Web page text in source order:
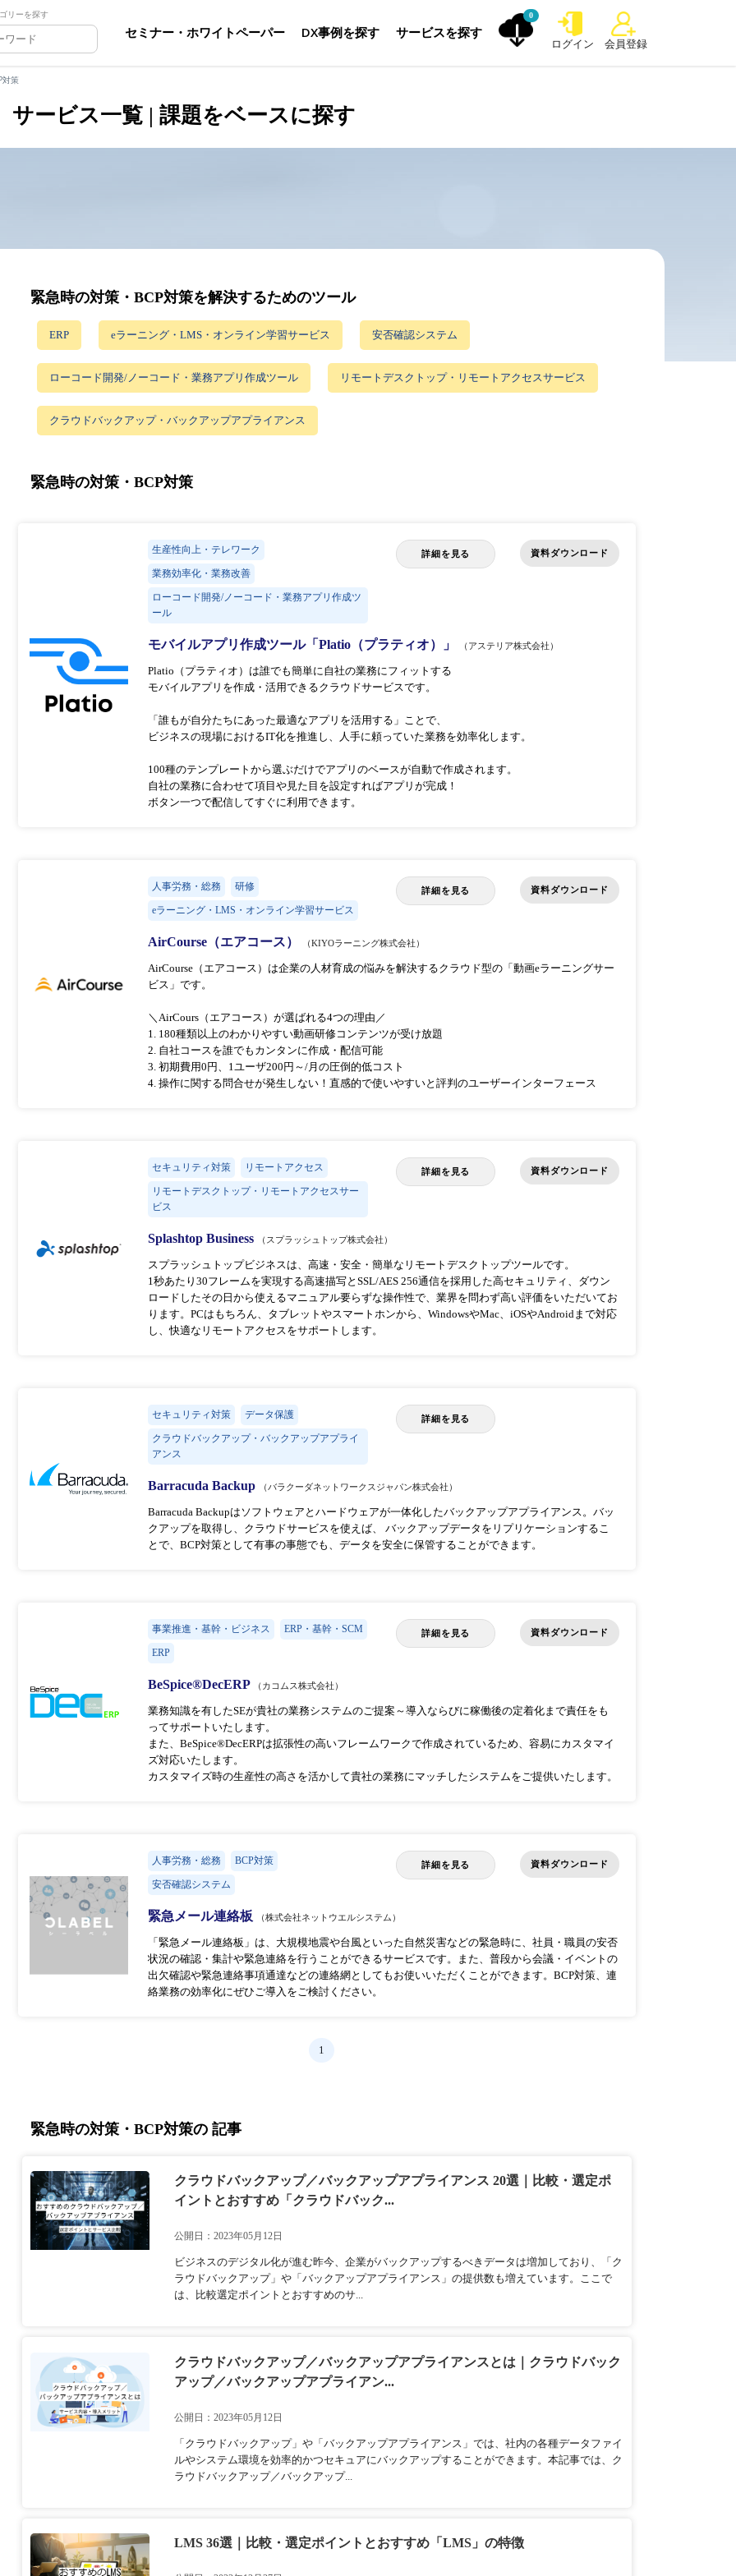
リーを探す
セミナー・ホワイトペーパー DX事例を探す サービスを探す
0
ログイン 会員登録
対策
サービス一覧 | 課題をベースに探す
緊急時の対策・BCP対策を解決するためのツール
ERP eラーニング・LMS・オンライン学習サービス 安否確認システム
ローコード開発/ノーコード・業務アプリ作成ツール リモートデスクトップ・リモートアクセスサービス
クラウドバックアップ・バックアップアプライアンス
緊急時の対策・BCP対策
生産性向上・テレワーク
業務効率化・業務改善
ローコード開発/ノーコード・業務アプリ作成ツ
ール
詳細を見る 資料ダウンロード
モバイルアプリ作成ツール「Platio（プラティオ）」 （アステリア株式会社）
Platio（プラティオ）は誰でも簡単に自社の業務にフィットする
モバイルアプリを作成・活用できるクラウドサービスです。
「誰もが自分たちにあった最適なアプリを活用する」ことで、
ビジネスの現場におけるIT化を推進し、人手に頼っていた業務を効率化します。
100種のテンプレートから選ぶだけでアプリのベースが自動で作成されます。
自社の業務に合わせて項目や見た目を設定すればアプリが完成！
ボタン一つで配信してすぐに利用できます。
人事労務・総務 研修
eラーニング・LMS・オンライン学習サービス
詳細を見る 資料ダウンロード
AirCourse（エアコース） （KIYOラーニング株式会社）
AirCourse（エアコース）は企業の人材育成の悩みを解決するクラウド型の「動画eラーニングサー
ビス」です。
＼AirCours（エアコース）が選ばれる4つの理由／
1. 180種類以上のわかりやすい動画研修コンテンツが受け放題
2. 自社コースを誰でもカンタンに作成・配信可能
3. 初期費用0円、1ユーザ200円～/月の圧倒的低コスト
4. 操作に関する問合せが発生しない！直感的で使いやすいと評判のユーザーインターフェース
セキュリティ対策 リモートアクセス
リモートデスクトップ・リモートアクセスサー
ビス
詳細を見る 資料ダウンロード
Splashtop Business （スプラッシュトップ株式会社）
スプラッシュトップビジネスは、高速・安全・簡単なリモートデスクトップツールです。
1秒あたり30フレームを実現する高速描写とSSL/AES 256通信を採用した高セキュリティ、ダウン
ロードしたその日から使えるマニュアル要らずな操作性で、業界を問わず高い評価をいただいてお
ります。PCはもちろん、タブレットやスマートホンから、WindowsやMac、iOSやAndroidまで対応
し、快適なリモートアクセスをサポートします。
セキュリティ対策 データ保護
クラウドバックアップ・バックアップアプライ
アンス
詳細を見る
Barracuda Backup （バラクーダネットワークスジャパン株式会社）
Barracuda Backupはソフトウェアとハードウェアが一体化したバックアップアプライアンス。バッ
クアップを取得し、クラウドサービスを使えば、 バックアップデータをリプリケーションするこ
とで、BCP対策として有事の事態でも、データを安全に保管することができます。
事業推進・基幹・ビジネス ERP・基幹・SCM
ERP
詳細を見る 資料ダウンロード
BeSpice®DecERP （カコムス株式会社）
業務知識を有したSEが貴社の業務システムのご提案～導入ならびに稼働後の定着化まで責任をも
ってサポートいたします。
また、BeSpice®DecERPは拡張性の高いフレームワークで作成されているため、容易にカスタマイ
ズ対応いたします。
カスタマイズ時の生産性の高さを活かして貴社の業務にマッチしたシステムをご提供いたします。
人事労務・総務 BCP対策
安否確認システム
詳細を見る 資料ダウンロード
緊急メール連絡板 （株式会社ネットウエルシステム）
「緊急メール連絡板」は、大規模地震や台風といった自然災害などの緊急時に、社員・職員の安否
状況の確認・集計や緊急連絡を行うことができるサービスです。また、普段から会議・イベントの
出欠確認や緊急連絡事項通達などの連絡網としてもお使いいただくことができます。BCP対策、連
絡業務の効率化にぜひご導入をご検討ください。
1
緊急時の対策・BCP対策の 記事
クラウドバックアップ／バックアップアプライアンス 20選｜比較・選定ポ
イントとおすすめ「クラウドバック...
公開日：2023年05月12日
ビジネスのデジタル化が進む昨今、企業がバックアップするべきデータは増加しており、「ク
ラウドバックアップ」や「バックアップアプライアンス」の提供数も増えています。ここで
は、比較選定ポイントとおすすめのサ...
クラウドバックアップ／バックアップアプライアンスとは｜クラウドバック
アップ／バックアップアプライアン...
公開日：2023年05月12日
「クラウドバックアップ」や「バックアップアプライアンス」では、社内の各種データファイ
ルやシステム環境を効率的かつセキュアにバックアップすることができます。本記事では、ク
ラウドバックアップ／バックアップ...
LMS 36選｜比較・選定ポイントとおすすめ「LMS」の特徴